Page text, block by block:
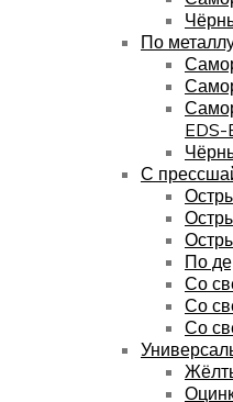
По
EDS-
С
По
Со
Со
Со